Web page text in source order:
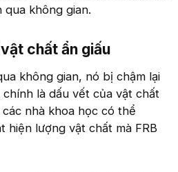
qua không gian.
chất ẩn giấu​
không gian, nó bị chậm lại
là dấu vết của vật chất
nhà khoa học có thể
hiện lượng vật chất mà FRB